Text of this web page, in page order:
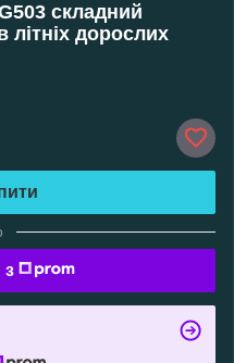
складний
літніх дорослих
з